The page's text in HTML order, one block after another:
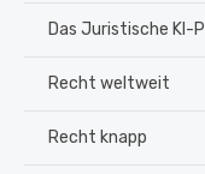
Das Juristische KI-
Recht weltweit
Recht knapp